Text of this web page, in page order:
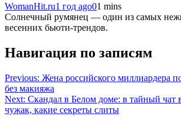
WomanHit.ru1 год ago01 mins
Солнечный румянец — один из самых
весенних бьюти-трендов.
Навигация по записям
Previous: Жена российского миллиардера
без макияжа
Next: Скандал в Белом доме: в тайный чат
чужак, какие секреты слиты